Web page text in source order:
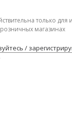
только
розничных магазинах
/